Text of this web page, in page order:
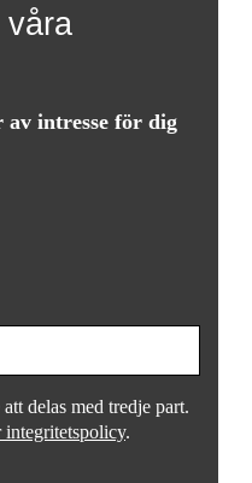
våra
intresse för dig
delas med tredje part.
integritetspolicy.